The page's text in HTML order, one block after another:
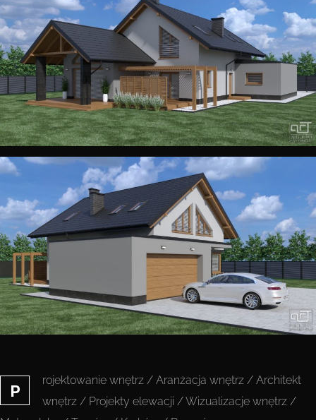
P
rojektowanie wnętrz / Aranżacja wnętrz / Architekt
wnętrz / Projekty elewacji / Wizualizacje wnętrz /